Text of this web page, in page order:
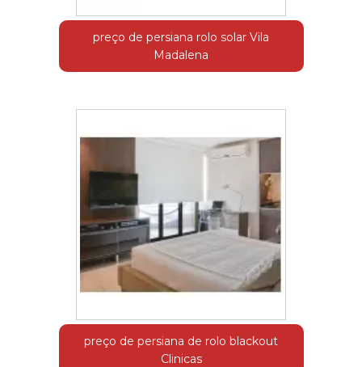
preço de persiana rolo solar Vila
Madalena
preço de persiana de rolo blackout
Clinicas